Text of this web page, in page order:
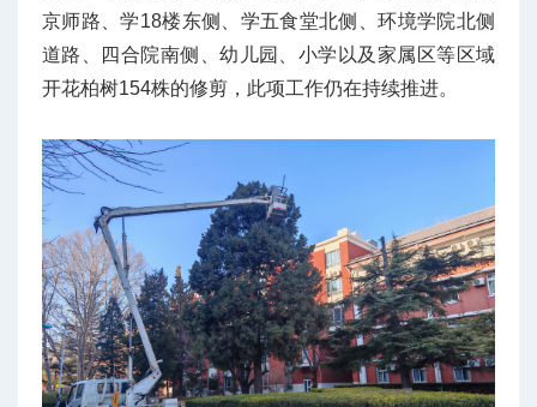
京师路、学18楼东侧、学五食堂北侧、环境学院北侧
道路、四合院南侧、幼儿园、小学以及家属区等区域
开花柏树154株的修剪，此项工作仍在持续推进。